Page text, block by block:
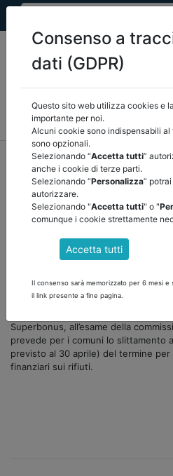
MEF FINANZA LOCALE/
CORTE DEI CONTI E
home documenti pubblici
DOCUMENTI
PROROGA DEL TERMINE
PREDISPOSIZIONE DEI
al 30 giugno 2024
Superbonus, all’esame della
prevede per i comuni lo slittamento
previsto al 30 aprile) del termine per
finanziari sui rifiuti.
Consenso a
dati (GDPR)
Questo sito web utilizza cookies e
importante per noi.
Alcuni cookie sono indispensabili
sono opzionali.
Selezionando “Accetta tutti”
anche i cookie di terze parti.
Selezionando “Personalizza”
autorizzare.
Selezionando "Accetta tutti" o "
comunque i cookie strettamente
Accetta tutti
Il consenso sarà memorizzato per 6 mesi e
il link presente a fine pagina.